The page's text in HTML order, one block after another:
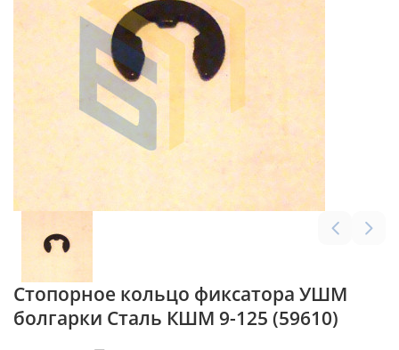
Стопорное кольцо фиксатора УШМ
болгарки Сталь КШМ 9-125 (59610)